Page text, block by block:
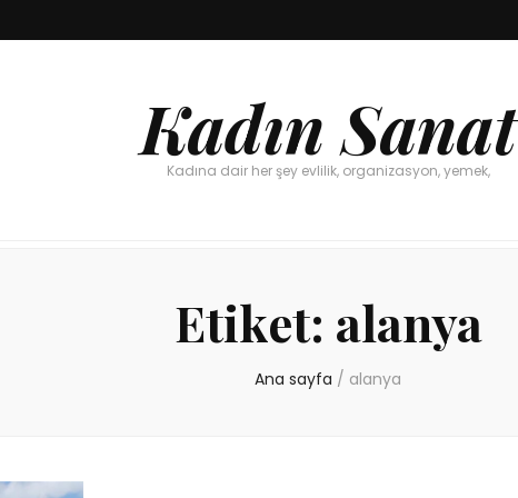
Kadın Sanat
Kadına dair her şey evlilik, organizasyon, yemek,
Etiket: alanya
Ana sayfa / alanya